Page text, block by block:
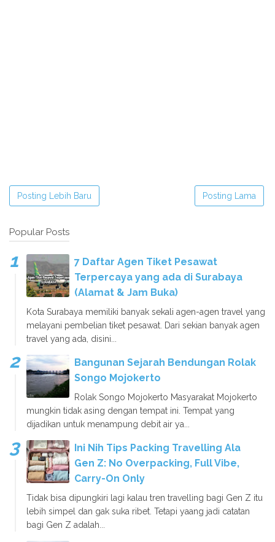
Posting Lebih Baru Posting Lama
Popular Posts
7 Daftar Agen Tiket Pesawat
Terpercaya yang ada di Surabaya
(Alamat & Jam Buka)
Kota Surabaya memiliki banyak sekali agen-agen travel yang
melayani pembelian tiket pesawat. Dari sekian banyak agen
travel yang ada, disini...
Bangunan Sejarah Bendungan Rolak
Songo Mojokerto
Rolak Songo Mojokerto Masyarakat Mojokerto
mungkin tidak asing dengan tempat ini. Tempat yang
dijadikan untuk menampung debit air ya...
Ini Nih Tips Packing Travelling Ala
Gen Z: No Overpacking, Full Vibe,
Carry-On Only
Tidak bisa dipungkiri lagi kalau tren travelling bagi Gen Z itu
lebih simpel dan gak suka ribet. Tetapi yaang jadi catatan
bagi Gen Z adalah...